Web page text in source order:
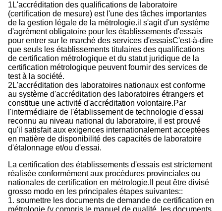
1L'accréditation des qualifications de laboratoire
(certification de mesure) est l'une des tâches importantes
de la gestion légale de la métrologie.il s'agit d'un système
d'agrément obligatoire pour les établissements d'essais
pour entrer sur le marché des services d'essaisC'est-à-dire
que seuls les établissements titulaires des qualifications
de certification métrologique et du statut juridique de la
certification métrologique peuvent fournir des services de
test à la société.
2L'accréditation des laboratoires nationaux est conforme
au système d'accréditation des laboratoires étrangers et
constitue une activité d'accréditation volontaire.Par
l'intermédiaire de l'établissement de technologie d'essai
reconnu au niveau national du laboratoire, il est prouvé
qu'il satisfait aux exigences internationalement acceptées
en matière de disponibilité des capacités de laboratoire
d'étalonnage et/ou d'essai.
La certification des établissements d'essais est strictement
réalisée conformément aux procédures provinciales ou
nationales de certification en métrologie.Il peut être divisé
grosso modo en les principales étapes suivantes::
1. soumettre les documents de demande de certification en
métrologie (y compris le manuel de qualité, les documents